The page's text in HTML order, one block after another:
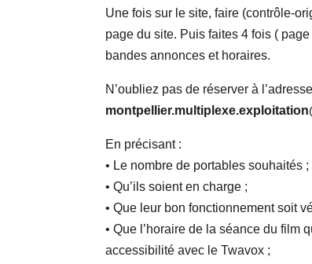
Une fois sur le site, faire (contrôle-
page du site. Puis faites 4 fois (
bandes annonces et horaires.
N’oubliez pas de réserver à
En précisant :
• Le nombre de portables souhaités ;
• Qu’ils soient en charge ;
• Que leur bon fonctionnement soit
• Que l’horaire de la séance du film
accessibilité avec le Twavox ;